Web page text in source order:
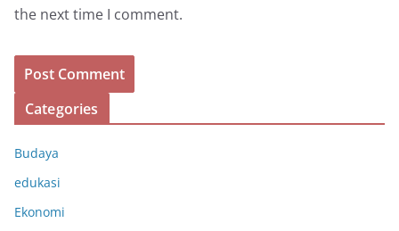
the next time I comment.
Categories
Budaya
edukasi
Ekonomi